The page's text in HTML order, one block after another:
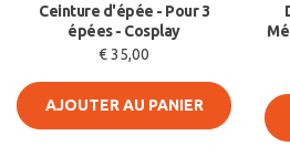
Ceinture d'épée - Pour 3
épées - Cosplay
€ 35,00
AJOUTER AU PANIER